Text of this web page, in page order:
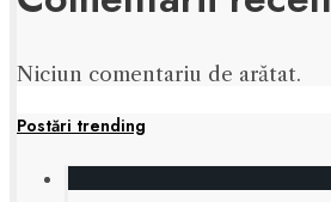
Niciun comentariu de arătat.
Postări trending